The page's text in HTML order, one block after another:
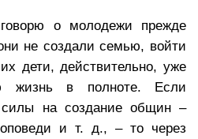
о молодежи прежде
не создали семью, войти
дети, действительно, уже
жизнь в полноте. Если
силы на создание общин –
и т. д., – то через